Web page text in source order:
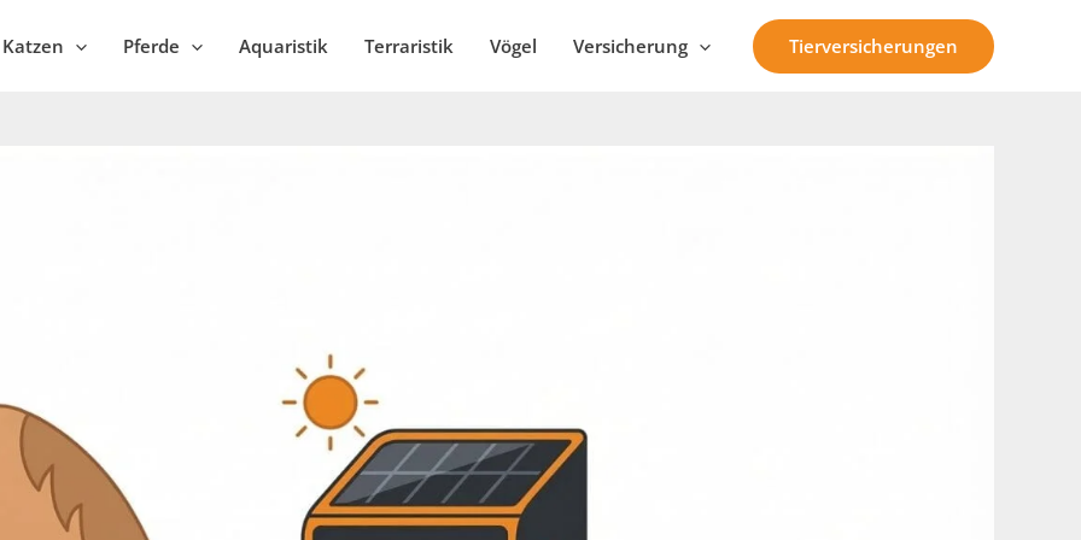
Katzen Pferde Aquaristik Terraristik Vögel Versicherung Tierversicherungen